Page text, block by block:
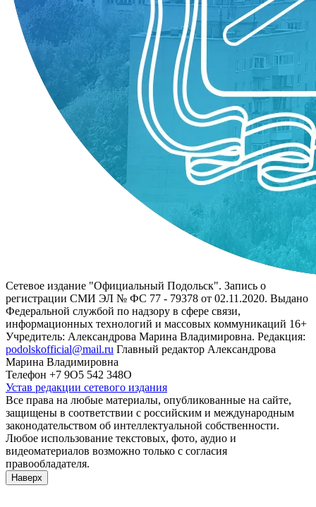
Сетевое издание "Официальный Подольск". Запись о
регистрации СМИ ЭЛ № ФС 77 - 79378 от 02.11.2020. Выдано
Федеральной службой по надзору в сфере связи,
информационных технологий и массовых коммуникаций 16+
Учредитель: Александрова Марина Владимировна. Редакция:
podolskofficial@mail.ru Главный редактор Александрова
Марина Владимировна
Телефон +7 9О5 542 348О
Устав редакции сетевого издания
Все права на любые материалы, опубликованные на сайте,
защищены в соответствии с российским и международным
законодательством об интеллектуальной собственности.
Любое использование текстовых, фото, аудио и
видеоматериалов возможно только с согласия
правообладателя.
Наверх